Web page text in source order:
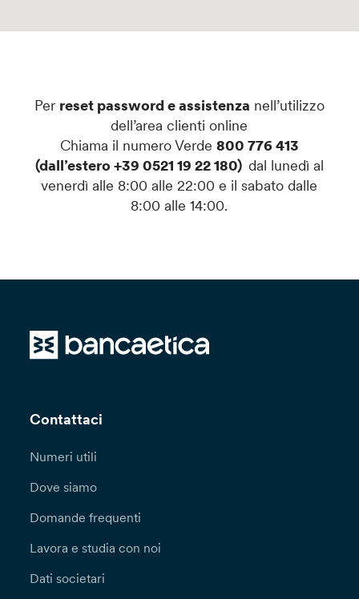
Per reset password e assistenza nell’utilizzo
dell’area clienti online
Chiama il numero Verde 800 776 413
(dall’estero +39 0521 19 22 180) dal lunedì al
venerdì alle 8:00 alle 22:00 e il sabato dalle
8:00 alle 14:00.
Contattaci
Numeri utili
Dove siamo
Domande frequenti
Lavora e studia con noi
Dati societari